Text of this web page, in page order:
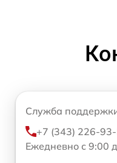
Служба
+7 (343) 226-
Ежедневно с 9:00